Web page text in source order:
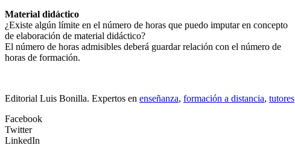
Material didáctico
¿Existe algún límite en el número de horas que puedo imputar en concepto
de elaboración de material didáctico?
El número de horas admisibles deberá guardar relación con el número de
horas de formación.
Editorial Luis Bonilla. Expertos en enseñanza, formación a distancia, tutores
Facebook
Twitter
LinkedIn